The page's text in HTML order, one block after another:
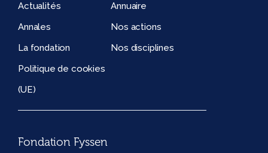
Actualités
Annuaire
Annales
Nos actions
La fondation
Nos disciplines
Politique de cookies
(UE)
Fondation Fyssen